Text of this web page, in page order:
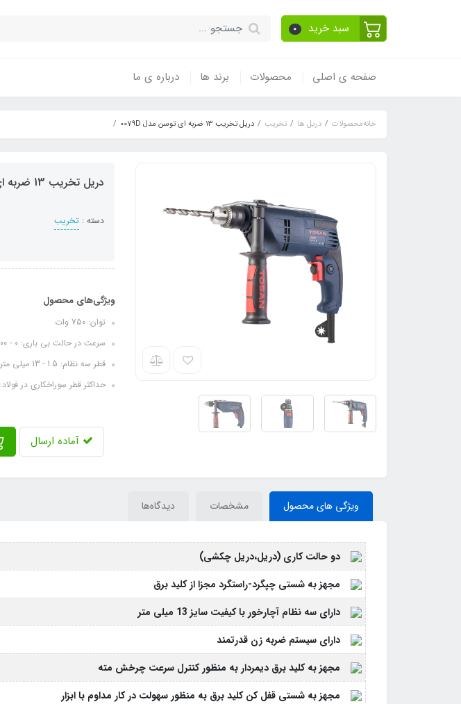
سبد خرید 0
صفحه ی اصلی محصولات برند ها درباره ی ما
خانهمحصولات دریل ها تخریب دریل تخریب 13 ضربه ای توسن مدل 0079D
دریل تخریب 13 ضربه ای توسن مدل 0079D
دسته : تخریب
ویژگی‌های محصول
توان: 750 وات
سرعت در حالت بی باری: 0 - 2800 دور در دقیقه
قطر سه نظام: 1.5 - 13 میلی متر
حداکثر قطر سوراخکاری در فولاد: 13 میلی متر
آماده ارسال
ویژگی های محصول مشخصات دیدگاه‌ها
دو حالت کاری (دریل،دریل چکشی)
مجهز به شستی چپگرد-راستگرد مجزا از کلید برق
دارای سه نظام آچارخور با کیفیت سایز 13 میلی متر
دارای سیستم ضربه زن قدرتمند
مجهز به کلید برق دیمردار به منظور کنترل سرعت چرخش مته
مجهز به شستی قفل کن کلید برق به منظور سهولت در کار مداوم با ابزار